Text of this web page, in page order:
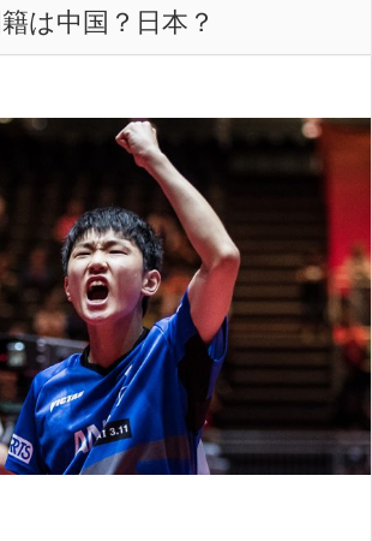
は中国？日本？